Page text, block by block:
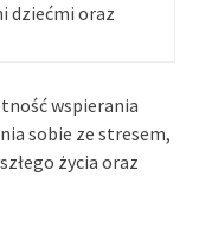
dziećmi oraz
wspierania
sobie ze stresem,
życia oraz